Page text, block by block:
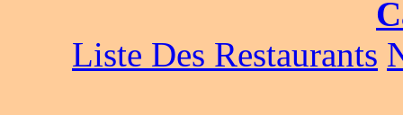
Liste Des Restaurants